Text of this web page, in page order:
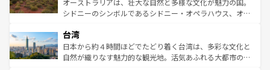
ならではの贅沢な旅のスタイルだ。 なお、新着のアメリカ
情報は コンテンツ一覧 を参照してほしい。
文化や歴史が息づいている。「アロハスピリット」と呼ば
人々、おいしいローカルフードやハワイアンミュージッ
ク、伝統的なフラダンスなど、すべてがハワイの魅力を彩
っている。訪れるたびに新しい発見と感動が待っているハ
オーストラリアは、壮大な自然と多様な文化が魅力の国。
シドニーのシンボルであるシドニー・オペラハウス、オー
リアリーフや大陸中央部にそびえるウルル（エアーズロッ
ク）、タスマニアの美しい原生林やケアンズの熱帯雨林な
ど、見どころがたくさん。また、カフェやワイン、オージ
台湾
日本から約４時間ほどでたどり着く台湾は、多彩な文化と
自然が織りなす魅力的な観光地。活気あふれる大都市の台